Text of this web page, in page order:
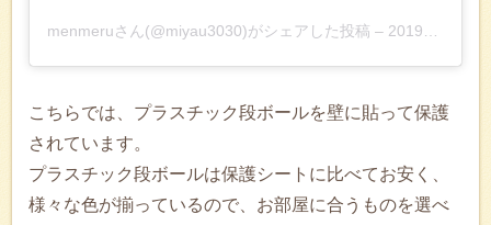
menmeruさん(@miyau3030)がシェアした投稿 – 2019年 4月月14日午前12時45分PDT
こちらでは、プラスチック段ボールを壁に貼って保護
されています。
プラスチック段ボールは保護シートに比べてお安く、
様々な色が揃っているので、お部屋に合うものを選べ